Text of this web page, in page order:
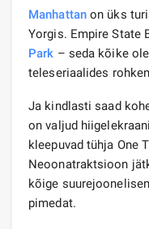
Manhattanon üks
Yorgis. Empire State
Park – seda kõike
teleseriaalides
Ja kindlasti saad
on valjud
kleepuvad tühja One
Neoonatraktsioon
kõige
pimedat.